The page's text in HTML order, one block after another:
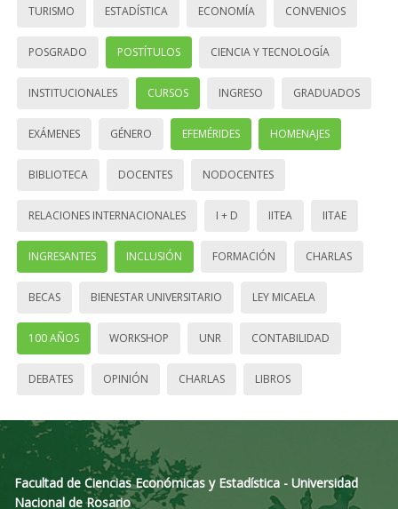
TURISMO ESTADÍSTICA ECONOMÍA CONVENIOS
POSGRADO POSTÍTULOS CIENCIA Y TECNOLOGÍA
INSTITUCIONALES CURSOS INGRESO GRADUADOS
EXÁMENES GÉNERO EFEMÉRIDES HOMENAJES
BIBLIOTECA DOCENTES NODOCENTES
RELACIONES INTERNACIONALES I + D IITEA IITAE
INGRESANTES INCLUSIÓN FORMACIÓN CHARLAS
BECAS BIENESTAR UNIVERSITARIO LEY MICAELA
100 AÑOS WORKSHOP UNR CONTABILIDAD
DEBATES OPINIÓN CHARLAS LIBROS
Facultad de Ciencias Económicas y Estadística - Universidad
Nacional de Rosario